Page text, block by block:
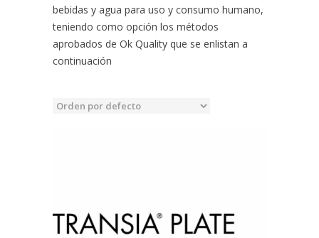
bebidas y agua para uso y consumo humano,
teniendo como opción los métodos
aprobados de Ok Quality que se enlistan a
continuación